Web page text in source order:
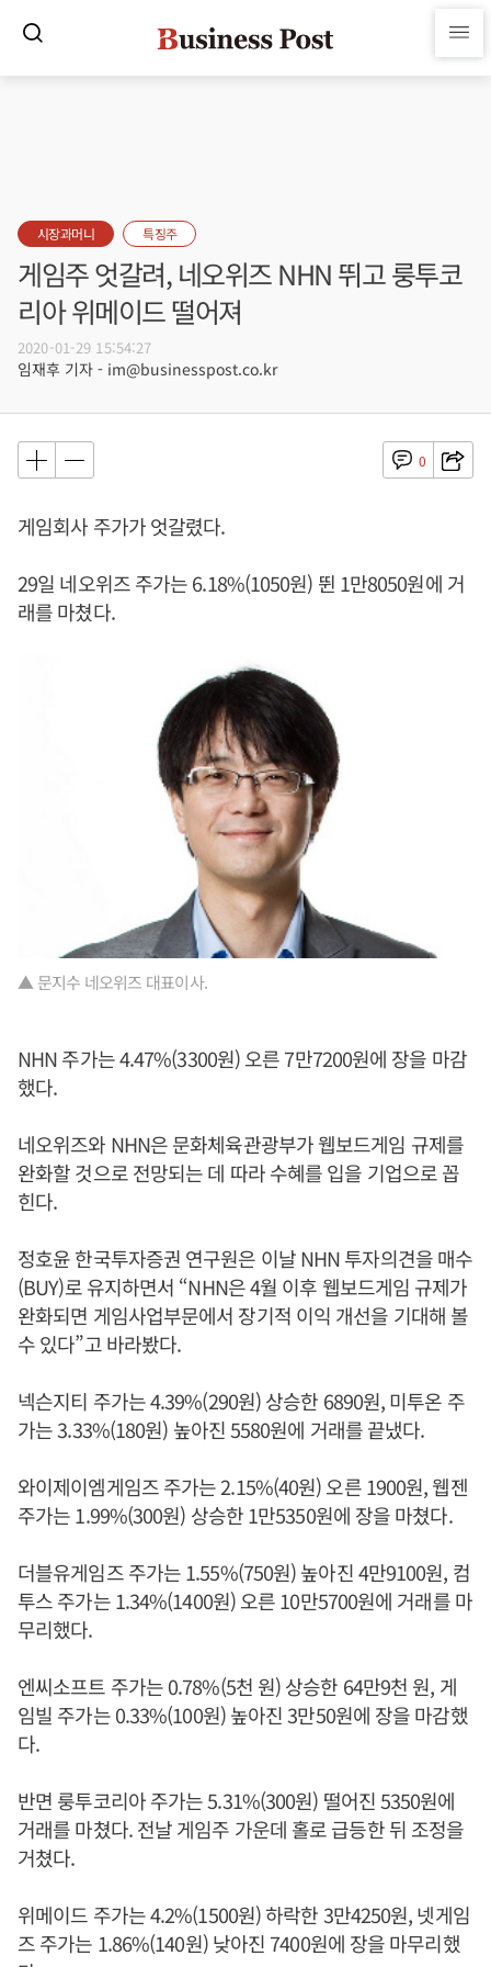
시장과머니 특징주
게임주 엇갈려, 네오위즈 NHN 뛰고 룽투코
리아 위메이드 떨어져
2020-01-29 15:54:27
임재후 기자 - im@businesspost.co.kr
0
게임회사 주가가 엇갈렸다.
29일 네오위즈 주가는 6.18%(1050원) 뛴 1만8050원에 거
래를 마쳤다.
▲ 문지수 네오위즈 대표이사.
NHN 주가는 4.47%(3300원) 오른 7만7200원에 장을 마감
했다.
네오위즈와 NHN은 문화체육관광부가 웹보드게임 규제를
완화할 것으로 전망되는 데 따라 수혜를 입을 기업으로 꼽
힌다.
정호윤 한국투자증권 연구원은 이날 NHN 투자의견을 매수
(BUY)로 유지하면서 “NHN은 4월 이후 웹보드게임 규제가
완화되면 게임사업부문에서 장기적 이익 개선을 기대해 볼
수 있다”고 바라봤다.
넥슨지티 주가는 4.39%(290원) 상승한 6890원, 미투온 주
가는 3.33%(180원) 높아진 5580원에 거래를 끝냈다.
와이제이엠게임즈 주가는 2.15%(40원) 오른 1900원, 웹젠
주가는 1.99%(300원) 상승한 1만5350원에 장을 마쳤다.
더블유게임즈 주가는 1.55%(750원) 높아진 4만9100원, 컴
투스 주가는 1.34%(1400원) 오른 10만5700원에 거래를 마
무리했다.
엔씨소프트 주가는 0.78%(5천 원) 상승한 64만9천 원, 게
임빌 주가는 0.33%(100원) 높아진 3만50원에 장을 마감했
다.
반면 룽투코리아 주가는 5.31%(300원) 떨어진 5350원에
거래를 마쳤다. 전날 게임주 가운데 홀로 급등한 뒤 조정을
거쳤다.
위메이드 주가는 4.2%(1500원) 하락한 3만4250원, 넷게임
즈 주가는 1.86%(140원) 낮아진 7400원에 장을 마무리했